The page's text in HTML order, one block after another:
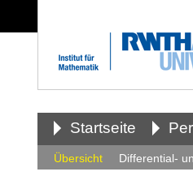
Startseite
Übersicht Differential-